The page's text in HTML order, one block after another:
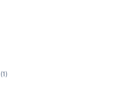
(1)